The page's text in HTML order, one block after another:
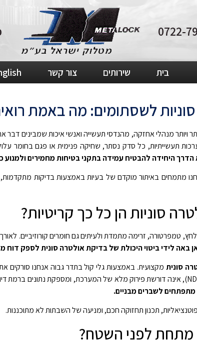
בית שירותים צור קשר
לשסתומים: מה באמת
ויותר מנהלי אחזקה, מהנדסי תעשייה ואנשי איכות שמבינים
תעשייתיות, כל סדק נסתר, שחיקה פנימית או פגם בחומר
היחידה להבטיח עמידה בתקני בטיחות מחמירים ולמנוע
מתמחים באיתור מוקדם של בעיות באמצעות בדיקות מתקדמות,
סוניות הן כל כך קריטיות?
טמפרטורה, זרימה מתמדת ולעיתים גם חומרים קורוזיביים.
באה לידי ביטוי היכולת של בדיקת אולטרה סונית לספק
סונית מקצועית. באמצעות גלי קול בתדר גבוה אנחנו סורקים
מתפתחים לשברים מבניים.
תכנון תחזוקה חכם, ומניעה של השבתות לא מתוכננות.
מתחת לפני השטח?